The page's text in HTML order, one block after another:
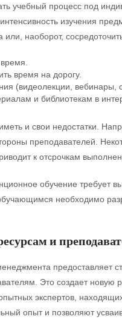
учебный процесс под
изучения
наоборот,
время на дорогу.
(видеолекции, вебинары,
и библиотекам в
и свои недостатки.
преподавателей.
к отсрочкам
обучение требует
необходимо
и
предоставляет
Это создает новую
экспертов,
опыт и позволяют